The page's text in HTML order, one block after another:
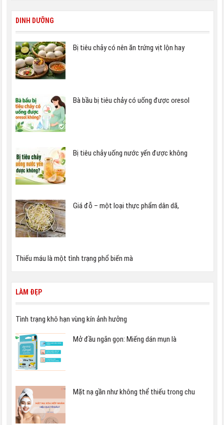
DINH DƯỠNG
Bị tiêu chảy có nên ăn trứng vịt lộn hay
Bà bầu bị tiêu chảy có uống được oresol
Bị tiêu chảy uống nước yến được không
Giá đỗ – một loại thực phẩm dân dã,
Thiếu máu là một tình trạng phổ biến mà
LÀM ĐẸP
Tình trạng khô hạn vùng kín ảnh hưởng
Mở đầu ngắn gọn: Miếng dán mụn là
Mặt nạ gần như không thể thiếu trong chu